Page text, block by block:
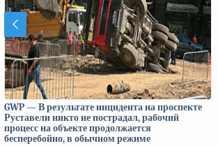
GWP — В результате инцидента на проспекте
Руставели никто не пострадал, рабочий
процесс на объекте продолжается
бесперебойно, в обычном режиме